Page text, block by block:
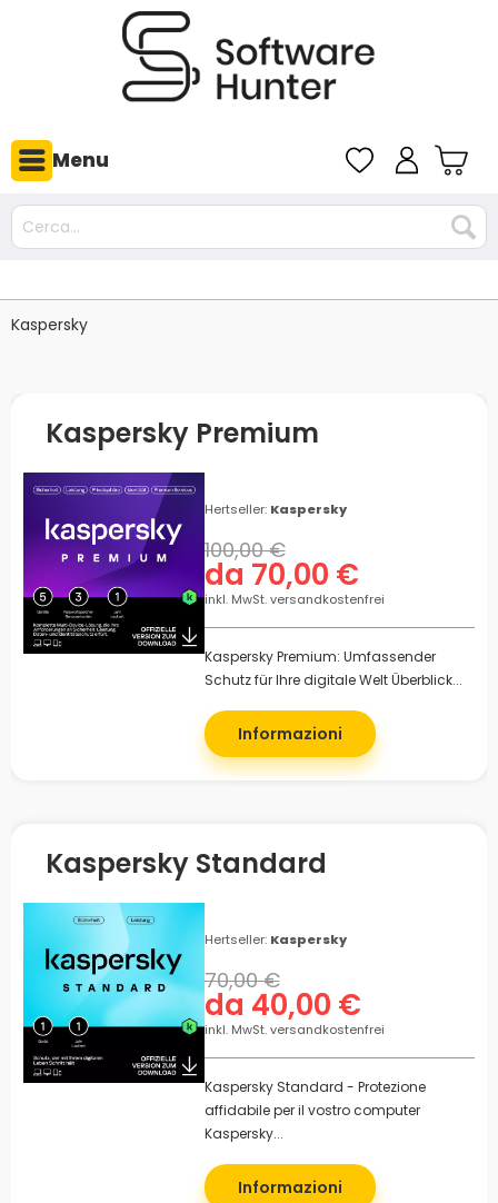
Menu
Kaspersky
Kaspersky Premium
Hertseller: Kaspersky
da 70,00 €
100,00 €
inkl. MwSt. versandkostenfrei
Kaspersky Premium: Umfassender
Schutz für Ihre digitale Welt Überblick...
Informazioni
Kaspersky Standard
Hertseller: Kaspersky
da 40,00 €
70,00 €
inkl. MwSt. versandkostenfrei
Kaspersky Standard - Protezione
affidabile per il vostro computer
Kaspersky...
Informazioni